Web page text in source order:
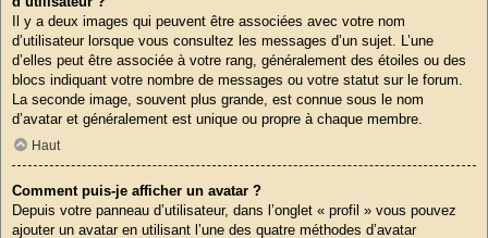
Il y a deux images qui peuvent être associées avec votre nom
d’utilisateur lorsque vous consultez les messages d’un sujet. L’une
d’elles peut être associée à votre rang, généralement des étoiles ou des
blocs indiquant votre nombre de messages ou votre statut sur le forum.
La seconde image, souvent plus grande, est connue sous le nom
d’avatar et généralement est unique ou propre à chaque membre.
Haut
Comment puis-je afficher un avatar ?
Depuis votre panneau d’utilisateur, dans l’onglet « profil » vous pouvez
ajouter un avatar en utilisant l’une des quatre méthodes d’avatar